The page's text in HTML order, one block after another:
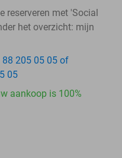
reserveren met 'Social
het overzicht: mijn
88 205 05 05 of
05
aankoop is 100%